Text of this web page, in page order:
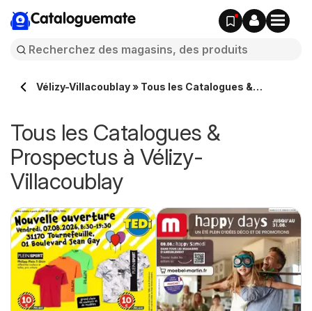
Cataloguemate
Vélizy-Villacoublay » Tous les Catalogues &
Tous les Catalogues &
Prospectus à Vélizy-
Villacoublay